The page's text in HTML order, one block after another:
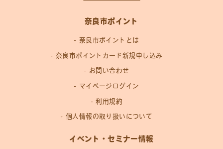
奈良市ポイント
奈良市ポイントとは
奈良市ポイントカード新規申し込み
お問い合わせ
マイページログイン
利用規約
個人情報の取り扱いについて
イベント・セミナー情報